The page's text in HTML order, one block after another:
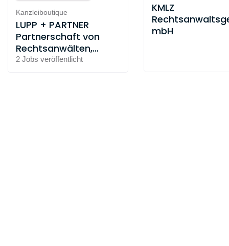
Kanzleiboutique
LUPP + PARTNER
Partnerschaft von
Rechtsanwälten,
Steuerberater und
2 Jobs veröffentlicht
KMLZ
mbH